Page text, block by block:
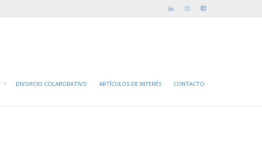
DIVORCIO COLABORATIVO ARTÍCULOS DE INTERÉS CONTACTO